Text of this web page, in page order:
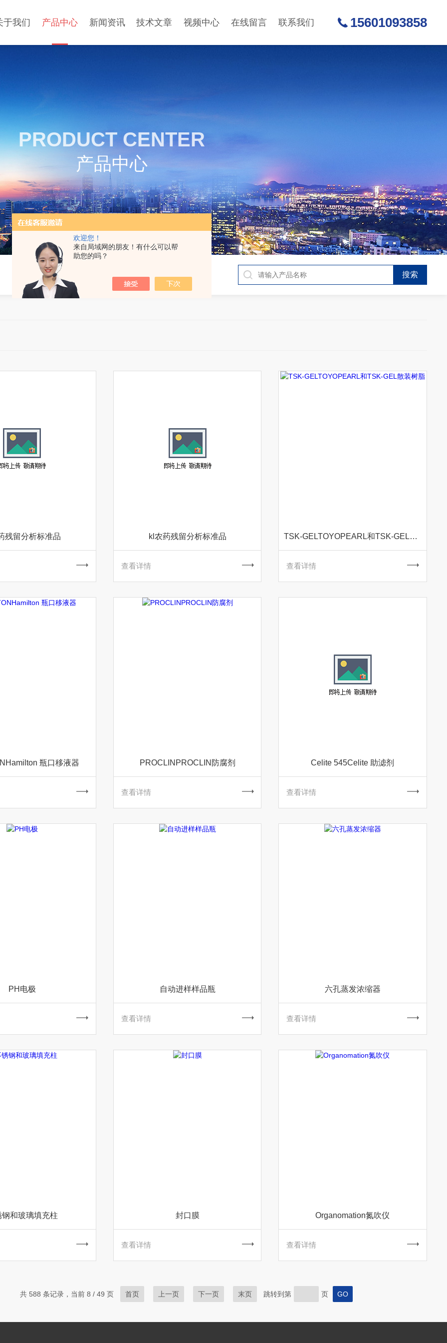
欢迎您！
来自局域网的朋友！有什么可以帮
助您的吗？
于我们 产品中心 新闻资讯 技术文章 视频中心 在线留言 联系我们 15601093858
PRODUCT CENTER
产品中心
残留分析标准品 kl农药残留分析标准品
查看详情
TSK-GELTOYOPEARL和TSK-GEL散装树脂
查看详情
瓶口移液器 PROCLINPROCLIN防腐剂
查看详情
Celite 545Celite 助滤剂
查看详情
PH电极 自动进样样品瓶
查看详情
六孔蒸发浓缩器
查看详情
钢和玻璃填充柱 封口膜
查看详情
Organomation氮吹仪
查看详情
共 588 条记录，当前 8 / 49 页 首页 上一页 下一页 末页 跳转到第 页